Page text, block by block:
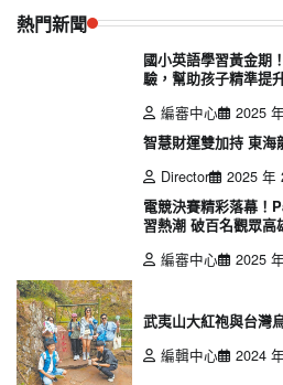
熱門新聞
國小英語學習黃金期
驗，幫助孩子精準提
編審中心
2025
智慧財運雙加持 東海
Director
2025 年
電競決賽精彩落幕！
習熱潮 破百名觀眾高
編審中心
2025
武夷山大紅袍與台灣
編輯中心
2024